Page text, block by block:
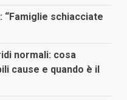
“Famiglie schiacciate
normali: cosa
cause e quando è il